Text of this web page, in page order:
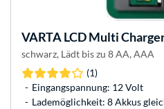
VARTALCD Multi
schwarz, Lädt bis zu 8 AA, AAA
(1)
Eingangspannung: 12 Volt
Lademöglichkeit: 8 Akkus